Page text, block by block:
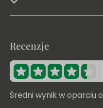
Recenzje
Średni wynik w oparciu o